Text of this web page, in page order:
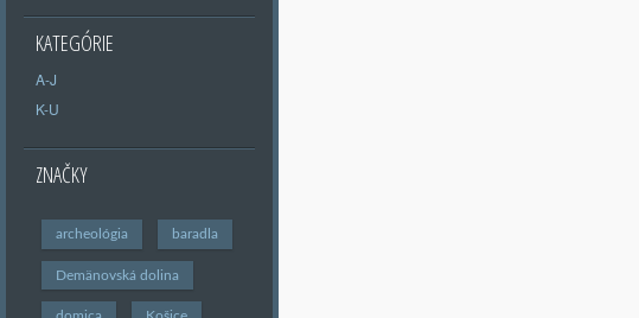
KATEGÓRIE
A-J
K-U
ZNAČKY
archeológia baradla
Demänovská dolina